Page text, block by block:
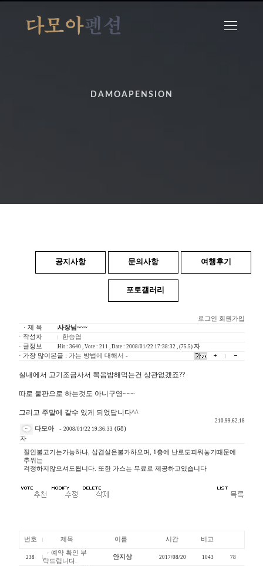
DAMOAPENSION
공지사항 문의사항 여행후기
포토갤러리
로그인
회원가입
· 제 목
사장님~~~
· 작성자
한승엽
· 글정보
Hit : 3640 , Vote : 211 , Date : 2008/01/22 17:38:32 , (75.5) 자
· 가장 많이본글 : 가는 방법에 대해서 -
실내에서 고기조금사서 뽁음밥해먹는건 상관없겠죠??
따로 불판으로 하는것도 아니구영~~~
그리고 주말에 갈수 있게 되었답니다^^
210.99.62.18
다모아 - 2008/01/22 19:36:33 (68)
자
절인불고기는가능하나, 삽겹살은불가하오며, 1층에 난로도피워놓기때문에
추위는
걱정하지않으셔도됩니다. 또한 가스는 무료로 제공하고있습니다
번호 제목 이름 시간 비고
238
예약 확인 부
탁드립니다.
안지상 2017/08/20 1043 78